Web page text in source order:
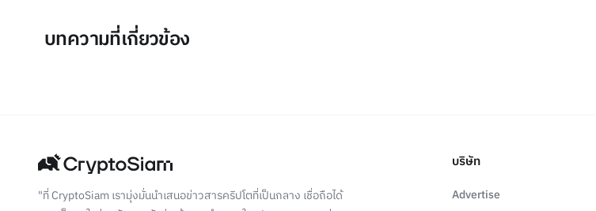
บทความที่เกี่ยวข้อง
"ที่ CryptoSiam เรามุ่งมั่นนำเสนอข่าวสารคริปโตที่เป็นกลาง เชื่อถือได้
บริษัท
Advertise